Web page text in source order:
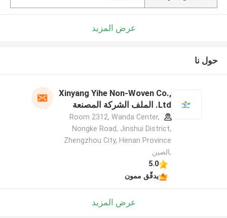
عرض المزيد
حول نا
Xinyang Yihe Non-Woven Co.,
Ltd. الملف الشركة المصنعة
Room 2312, Wanda Center,
Nongke Road, Jinshui District,
Zhengzhou City, Henan Province
,الصين
5.0
يدقّق ممون
عرض المزيد